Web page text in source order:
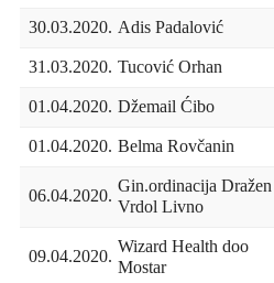
30.03.2020. Adis Padalović
31.03.2020. Tucović Orhan
01.04.2020. Džemail Ćibo
01.04.2020. Belma Rovčanin
06.04.2020. Gin.ordinacija Dražen
Vrdol Livno
09.04.2020. Wizard Health doo
Mostar